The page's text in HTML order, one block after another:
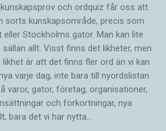
och ordquiz får oss att
sorts kunskapsområde, precis som
Stockholms gator. Man kan lite
allt. Visst finns det likheter, men
likhet är att det finns fler ord än vi kan
varje dag, inte bara till nyordslistan
varor, gator, företag, organisationer,
och förkortningar, nya
bara det vi har nytta…